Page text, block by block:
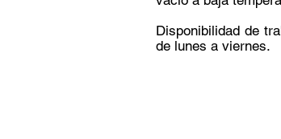
Disponibilidad de
de lunes a viernes.